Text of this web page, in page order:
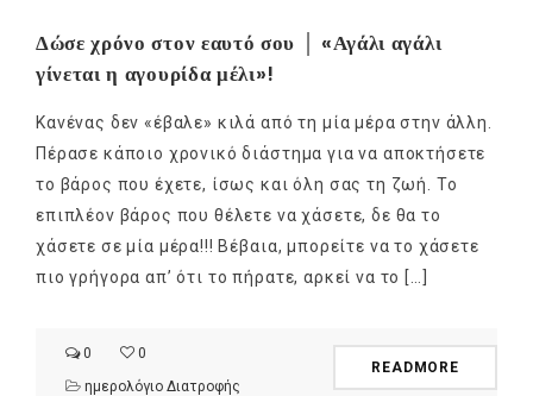
Δώσε χρόνο στον εαυτό σου │ «Αγάλι αγάλι
γίνεται η αγουρίδα μέλι»!
Κανένας δεν «έβαλε» κιλά από τη μία μέρα στην άλλη.
Πέρασε κάποιο χρονικό διάστημα για να αποκτήσετε
το βάρος που έχετε, ίσως και όλη σας τη ζωή. Το
επιπλέον βάρος που θέλετε να χάσετε, δε θα το
χάσετε σε μία μέρα!!! Βέβαια, μπορείτε να το χάσετε
πιο γρήγορα απ’ ότι το πήρατε, αρκεί να το […]
0
0
ημερολόγιο Διατροφής
READMORE